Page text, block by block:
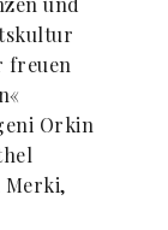
freuen
Orkin
Merki,